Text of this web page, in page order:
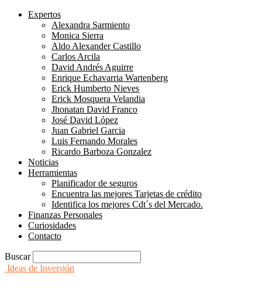
Expertos
Alexandra Sarmiento
Monica Sierra
Aldo Alexander Castillo
Carlos Arcila
David Andrés Aguirre
Enrique Echavarria Wartenberg
Erick Humberto Nieves
Erick Mosquera Velandia
Jhonatan David Franco
José David López
Juan Gabriel Garcia
Luis Fernando Morales
Ricardo Barboza Gonzalez
Noticias
Herramientas
Planificador de seguros
Encuentra las mejores Tarjetas de crédito
Identifica los mejores Cdt´s del Mercado.
Finanzas Personales
Curiosidades
Contacto
Buscar
Ideas de Inversión